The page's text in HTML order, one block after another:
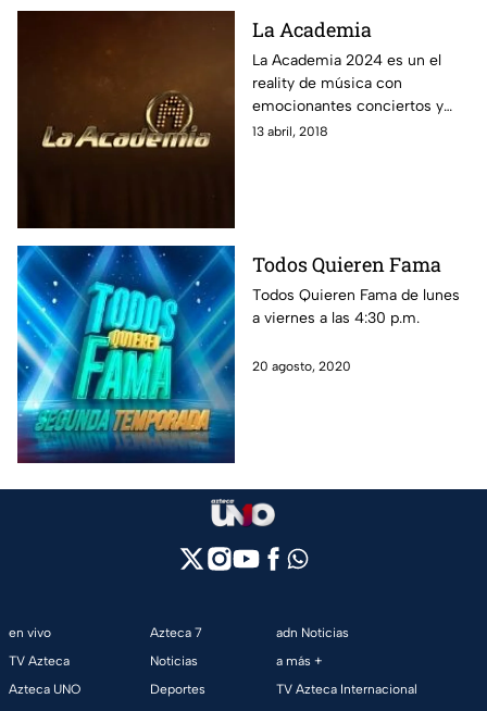
La Academia
La Academia 2024 es un el
reality de música con
emocionantes conciertos y
críticas, donde jóvenes
revive los conciertos.
13 abril, 2018
Todos Quieren Fama
Todos Quieren Fama de lunes
a viernes a las 4:30 p.m.
20 agosto, 2020
en vivo
TV Azteca
Azteca UNO
Azteca 7
Noticias
Deportes
adn Noticias
a más +
TV Azteca Internacional